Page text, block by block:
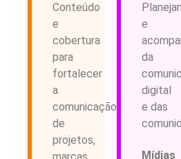
Conteúdo
e
cobertura
para
fortalecer
a
comunicação
de
projetos,
e
da
digital
e das
Mídias